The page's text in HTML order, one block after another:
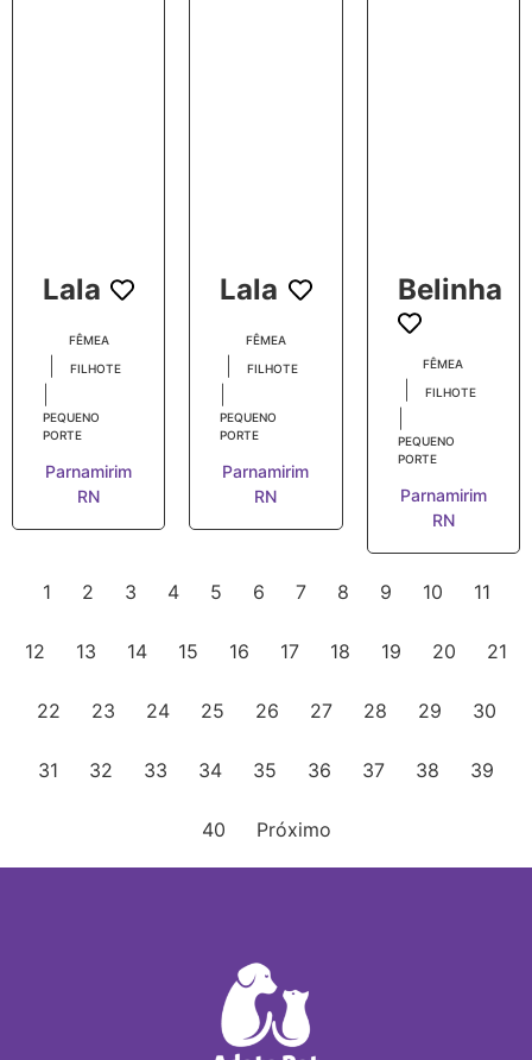
Lala
FÊMEA
FILHOTE
PEQUENO
PORTE
Parnamirim
RN
Lala
FÊMEA
FILHOTE
PEQUENO
PORTE
Parnamirim
RN
Belinha
FÊMEA
FILHOTE
PEQUENO
PORTE
Parnamirim
RN
1 2 3 4 5 6 7 8 9 10 11
12 13 14 15 16 17 18 19 20 21
22 23 24 25 26 27 28 29 30
31 32 33 34 35 36 37 38 39
40 Próximo